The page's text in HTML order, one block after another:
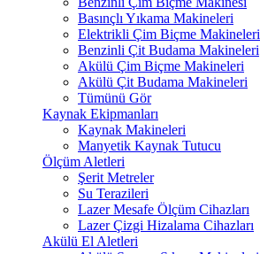
Basınçlı Yıkama Makineleri
Elektrikli Çim Biçme Makineleri
Benzinli Çit Budama Makineleri
Akülü Çim Biçme Makineleri
Akülü Çit Budama Makineleri
Tümünü Gör
Kaynak Ekipmanları
Kaynak Makineleri
Manyetik Kaynak Tutucu
Ölçüm Aletleri
Şerit Metreler
Su Terazileri
Lazer Mesafe Ölçüm Cihazları
Lazer Çizgi Hizalama Cihazları
Akülü El Aletleri